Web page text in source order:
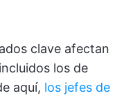
clave afectan
los de
aquí, los jefes de